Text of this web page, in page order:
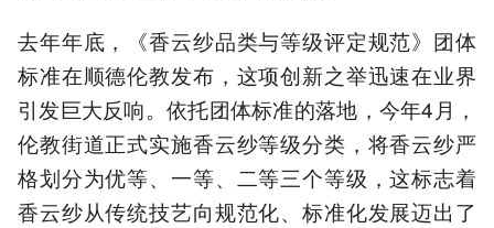
去年年底，《香云纱品类与等级评定规范》团体
标准在顺德伦教发布，这项创新之举迅速在业界
引发巨大反响。依托团体标准的落地，今年4月，
伦教街道正式实施香云纱等级分类，将香云纱严
格划分为优等、一等、二等三个等级，这标志着
香云纱从传统技艺向规范化、标准化发展迈出了